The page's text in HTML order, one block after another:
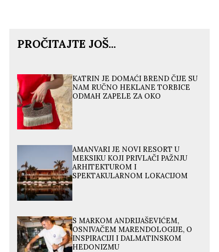
PROČITAJTE JOŠ...
KATRIN JE DOMAĆI BREND ČIJE SU
NAM RUČNO HEKLANE TORBICE
ODMAH ZAPELE ZA OKO
AMANVARI JE NOVI RESORT U
MEKSIKU KOJI PRIVLAČI PAŽNJU
ARHITEKTUROM I
SPEKTAKULARNOM LOKACIJOM
S MARKOM ANDRIJAŠEVIĆEM,
OSNIVAČEM MARENDOLOGIJE, O
INSPIRACIJI I DALMATINSKOM
HEDONIZMU